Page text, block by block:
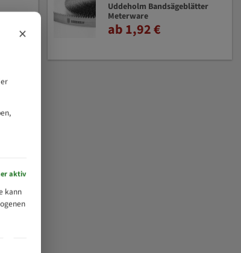
Uddeholm Bandsägeblätter
Meterware
ab 1,92 €
×
aktiv
kann